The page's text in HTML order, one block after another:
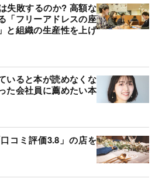
失敗するのか? 高額な
「フリーアドレスの座
と組織の生産性を上げ
いると本が読めなくな
た会社員に薦めたい本
コミ評価3.8」の店を